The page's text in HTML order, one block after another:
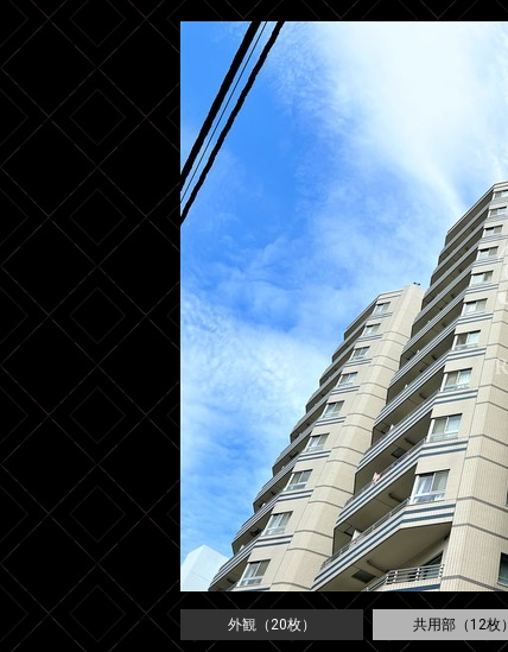
外観（20枚） 共用部（12枚）